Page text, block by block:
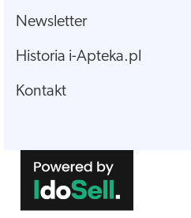
Newsletter
Historia i-Apteka.pl
Kontakt